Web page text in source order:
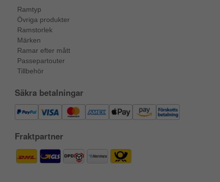
Ramtyp
Övriga produkter
Ramstorlek
Märken
Ramar efter mått
Passepartouter
Tillbehör
Säkra betalningar
Fraktpartner